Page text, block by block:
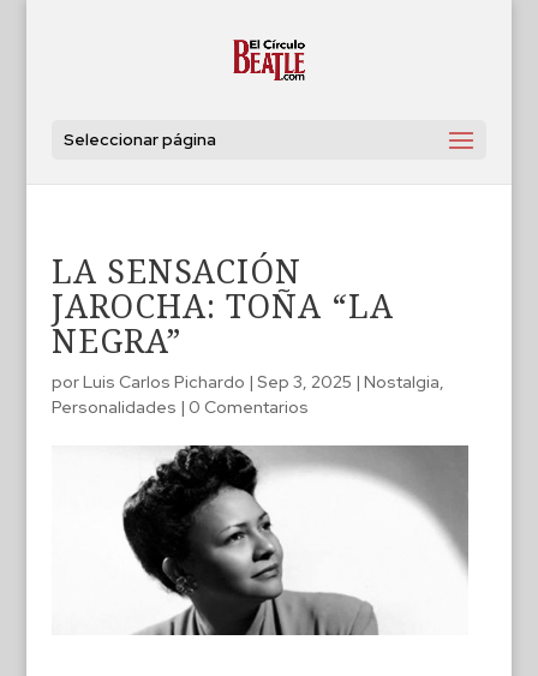
Seleccionar página
LA SENSACIÓN
JAROCHA: TOÑA “LA
NEGRA”
porLuis Carlos Pichardo | Sep 3, 2025 | Nostalgia,
Personalidades | 0 Comentarios